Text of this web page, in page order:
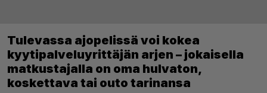
Tulevassa ajopelissä voi kokea
kyytipalveluyrittäjän arjen – jokaisella
matkustajalla on oma hulvaton,
koskettava tai outo tarinansa